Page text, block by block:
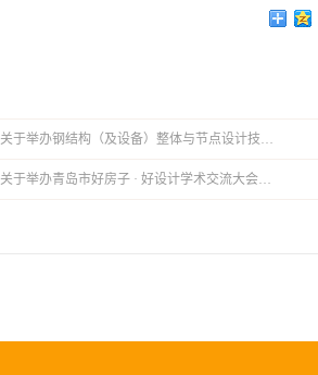
关于举办钢结构（及设备）整体与节点设计技术分享会的通知
关于举办青岛市好房子 · 好设计学术交流大会的通知